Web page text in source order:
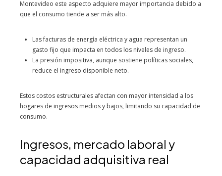
Montevideo este aspecto adquiere mayor importancia debido a
que el consumo tiende a ser más alto.
Las facturas de energía eléctrica y agua representan un
gasto fijo que impacta en todos los niveles de ingreso.
La presión impositiva, aunque sostiene políticas sociales,
reduce el ingreso disponible neto.
Estos costos estructurales afectan con mayor intensidad a los
hogares de ingresos medios y bajos, limitando su capacidad de
consumo.
Ingresos, mercado laboral y
capacidad adquisitiva real